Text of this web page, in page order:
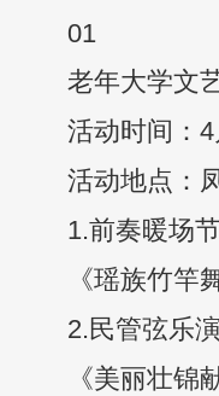
01
老年大学文艺
活动时间：4
活动地点：凤
1.前奏暖场节
《瑶族竹竿舞
2.民管弦乐演
《美丽壮锦献